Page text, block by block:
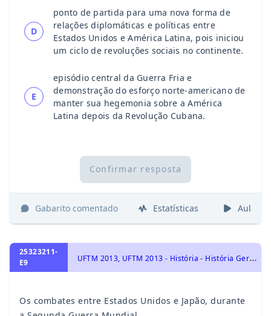
D
ponto de partida para uma nova forma de
relações diplomáticas e políticas entre
Estados Unidos e América Latina, pois iniciou
um ciclo de revoluções sociais no continente.
E
episódio central da Guerra Fria e
demonstração do esforço norte-americano de
manter sua hegemonia sobre a América
Latina depois da Revolução Cubana.
Confirmar resposta
Gabarito comentado Estatísticas Aulas
25323211-
E9
U
FTM 2013, UFTM 2013 - História - História Geral, Segunda Grande Guerra – 1939-1945
Os combates entre Estados Unidos e Japão, durante